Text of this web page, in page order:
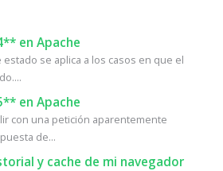
en Apache
estado se aplica a los casos en que el
en Apache
con una petición aparentemente
de...
y cache de mi navegador